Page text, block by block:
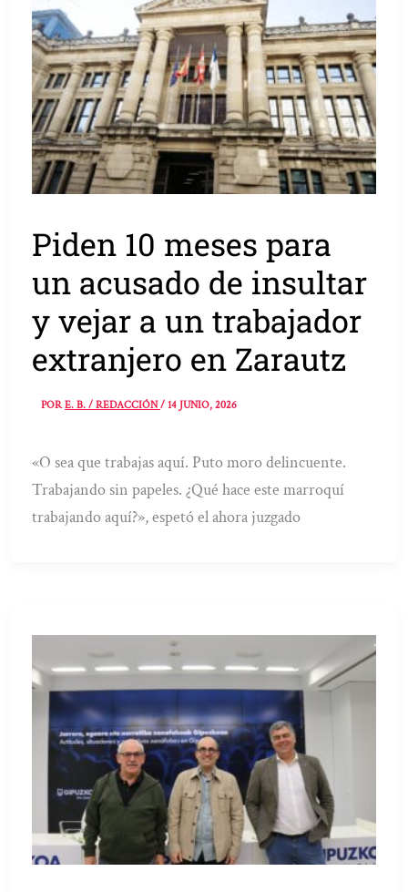
Piden 10 meses para
un acusado de insultar
y vejar a un trabajador
extranjero en Zarautz
PORE. B. / REDACCIÓN/14 JUNIO, 2026
«O sea que trabajas aquí. Puto moro delincuente.
Trabajando sin papeles. ¿Qué hace este marroquí
trabajando aquí?», espetó el ahora juzgado